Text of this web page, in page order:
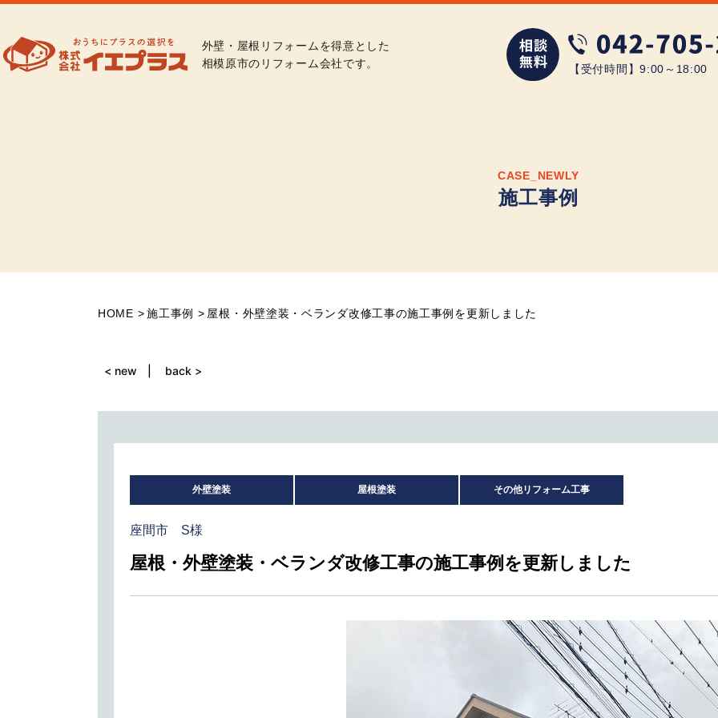
外壁・屋根リフォームを得意とした
相模原市のリフォーム会社です。
【受付時間】9:00～
CASE_NEWLY
施工事例
HOME 施工事例 屋根・外壁塗装・ベランダ改修工事の施工事例を更新しました
< new back >
外壁塗装 屋根塗装 その他リフォーム工事
座間市 S様
屋根・外壁塗装・ベランダ改修工事の施工事例を更新しました